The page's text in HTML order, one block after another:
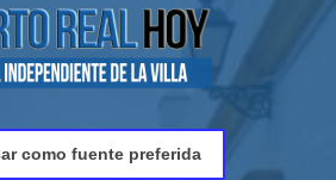
como fuente preferida